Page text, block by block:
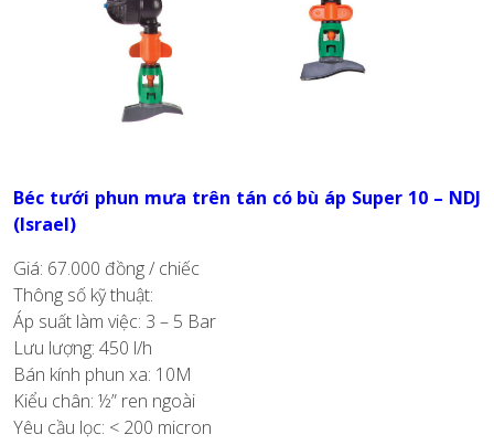
Béc tưới phun mưa trên tán có bù áp Super 10 – NDJ
(Israel)
Giá: 67.000 đồng / chiếc
Thông số kỹ thuật:
Áp suất làm việc: 3 – 5 Bar
Lưu lượng: 450 l/h
Bán kính phun xa: 10M
Kiểu chân: ½” ren ngoài
Yêu cầu lọc: < 200 micron